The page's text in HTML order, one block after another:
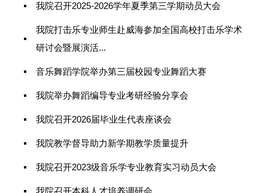
我院召开2025-2026学年夏季第三学期动员大会
我院打击乐专业师生赴威海参加全国高校打击乐学术
研讨会暨展演活...
音乐舞蹈学院举办第三届校园专业舞蹈大赛
我院举办舞蹈编导专业考研经验分享会
我院召开2026届毕业生代表座谈会
我院教学督导助力新学期教学质量提升
我院召开2023级音乐学专业教育实习动员大会